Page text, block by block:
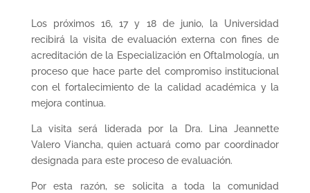
Los próximos 16, 17 y 18 de junio, la Universidad
recibirá la visita de evaluación externa con fines de
acreditación de la Especialización en Oftalmología, un
proceso que hace parte del compromiso institucional
con el fortalecimiento de la calidad académica y la
mejora continua.
La visita será liderada por la Dra. Lina Jeannette
Valero Viancha, quien actuará como par coordinador
designada para este proceso de evaluación.
Por esta razón, se solicita a toda la comunidad